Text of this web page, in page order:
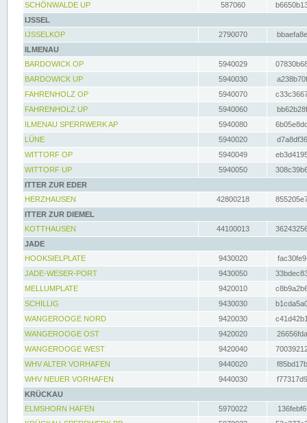
SCHÖNWALDE UP
587060
IJSSEL
IJSSELKOP
2790070
ILMENAU
BARDOWICK OP
5940029
BARDOWICK UP
5940030
FAHRENHOLZ OP
5940070
FAHRENHOLZ UP
5940060
ILMENAU SPERRWERK AP
5940080
LÜNE
5940020
WITTORF OP
5940049
WITTORF UP
5940050
ITTER ZUR EDER
HERZHAUSEN
42800218
ITTER ZUR DIEMEL
KOTTHAUSEN
44100013
JADE
HOOKSIELPLATE
9430020
JADE-WESER-PORT
9430050
MELLUMPLATE
9420010
SCHILLIG
9430030
WANGEROOGE NORD
9420030
WANGEROOGE OST
9420020
WANGEROOGE WEST
9420040
WHV ALTER VORHAFEN
9440020
WHV NEUER VORHAFEN
9440030
KRÜCKAU
ELMSHORN HAFEN
5970022